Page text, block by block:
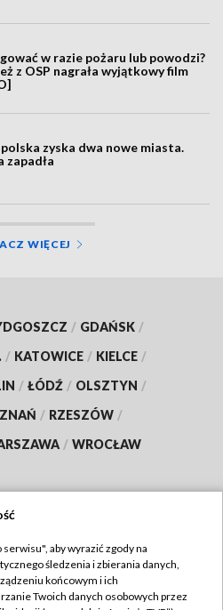
w razie pożaru lub powodzi?
z OSP nagrała wyjątkowy film
zyska dwa nowe miasta.
zapadła
WIĘCEJ
/ GDAŃSK /
/ KATOWICE / KIELCE /
/ ŁÓDŹ / OLSZTYN /
/ RZESZÓW /
/ WROCŁAW
TVP
TVP
aby wyrazić zgody na
śledzenia i zbierania danych,
końcowym i ich
Twoich danych osobowych przez